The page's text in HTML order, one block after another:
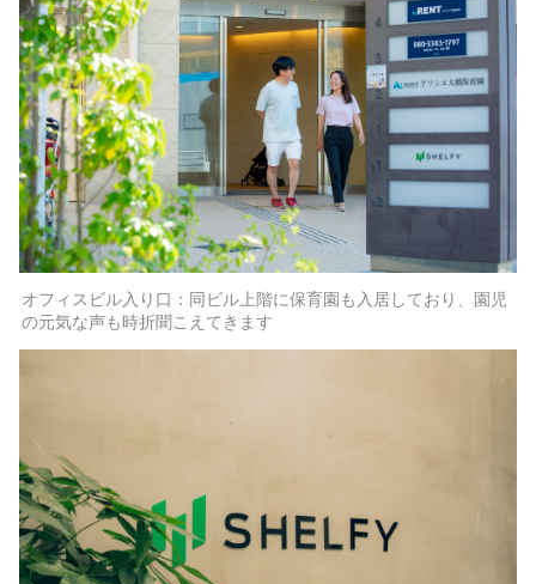
オフィスビル入り口：同ビル上階に保育園も入居しており、園児
の元気な声も時折聞こえてきます